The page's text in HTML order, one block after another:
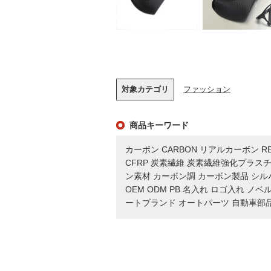
対象カテゴリ ファッション
商品キーワード
カーボン CARBON リアルカーボン
CFRP 炭素繊維 炭素繊維強化プラス
ン素材 カーボン調 カーボン製品 シ
OEM ODM PB 名入れ ロゴ入れ ノベ
ートブランド オートパーツ 自動車部